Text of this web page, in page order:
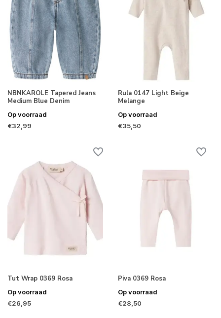
NBNKAROLE Tapered Jeans
Medium Blue Denim
Op voorraad
€32,99
Rula 0147 Light Beige
Melange
Op voorraad
€35,50
Tut Wrap 0369 Rosa
Op voorraad
€26,95
Piva 0369 Rosa
Op voorraad
€28,50